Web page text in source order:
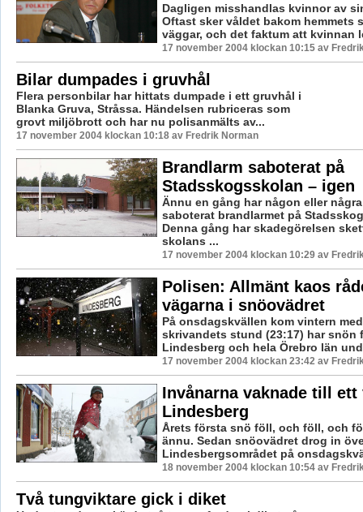
Dagligen misshandlas kvinnor av
Oftast sker våldet bakom hemmets
väggar, och det faktum att kvinnan
17 november 2004 klockan 10:15 av
Bilar dumpades i gruvhål
Flera personbilar har hittats dumpade i ett gruvhål i
Blanka Gruva, Stråssa. Händelsen rubriceras som
grovt miljöbrott och har nu polisanmälts av...
17 november 2004 klockan 10:18 av Fredrik Norman
Brandlarm saboterat på
Stadsskogsskolan – igen
Ännu en gång har någon eller
saboterat brandlarmet på
Denna gång har skadegörelsen
skolans ...
17 november 2004 klockan 10:29 av
Polisen: Allmänt kaos
vägarna i snöovädret
På onsdagskvällen kom vintern
skrivandets stund (23:17) har snön
Lindesberg och hela Örebro län
17 november 2004 klockan 23:42 av
Invånarna vaknade till
Lindesberg
Årets första snö föll, och föll, och
ännu. Sedan snöovädret drog in
Lindesbergsområdet på
18 november 2004 klockan 10:54 av
Två tungviktare gick i diket